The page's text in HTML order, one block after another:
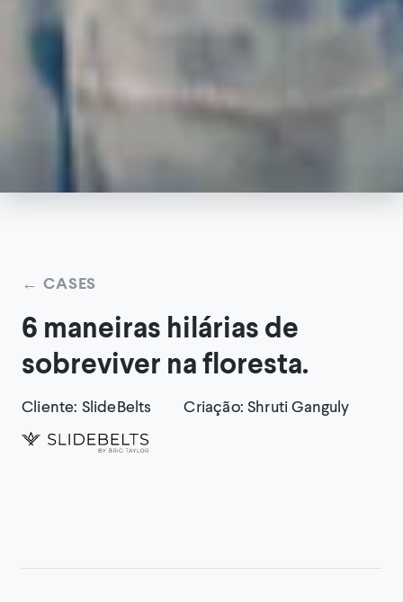
← CASES
6 maneiras hilárias de
sobreviver na floresta.
Cliente: SlideBelts Criação: Shruti Ganguly